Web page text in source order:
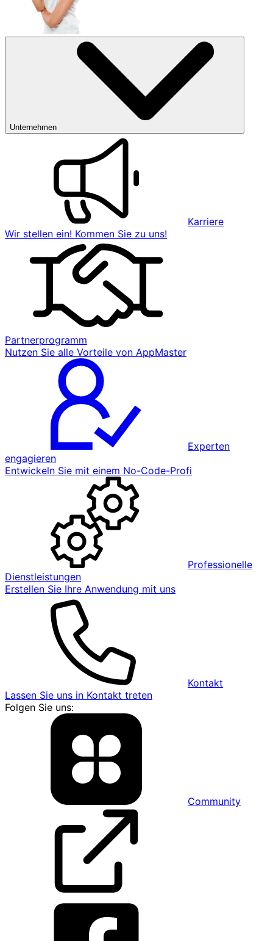
Unternehmen
Karriere
Wir stellen ein! Kommen Sie zu uns!
Partnerprogramm
Nutzen Sie alle Vorteile von AppMaster
Experten
engagieren
Entwickeln Sie mit einem No-Code-Profi
Professionelle
Dienstleistungen
Erstellen Sie Ihre Anwendung mit uns
Kontakt
Lassen Sie uns in Kontakt treten
Folgen Sie uns:
Community